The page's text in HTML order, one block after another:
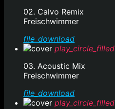
02. Calvo Remix
Freischwimmer
file_download
play_circle_filled
03. Acoustic Mix
Freischwimmer
file_download
play_circle_filled